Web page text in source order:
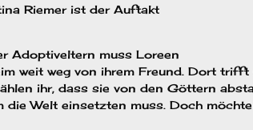
Riemer ist der Auftakt
Adoptiveltern muss Loreen
weit weg von ihrem Freund. Dort trifft
ihr, dass sie von den Göttern
die Welt einsetzten muss. Doch